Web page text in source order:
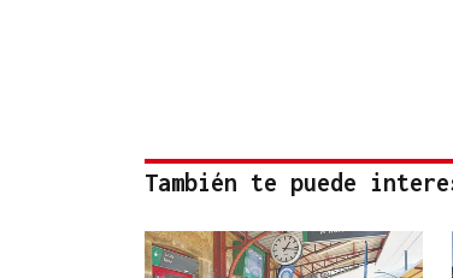
También te puede